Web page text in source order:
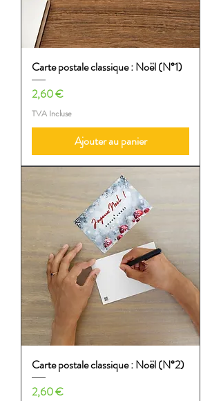
Carte postale classique : Noël (N°1)
Prix
2,60 €
TVA Incluse
Ajouter au panier
Carte postale classique : Noël (N°2)
Prix
2,60 €